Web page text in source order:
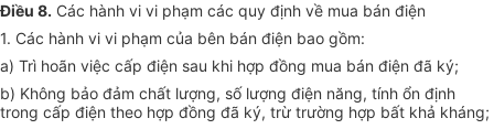
Điều 8. Các hành vi vi phạm các quy định về mua bán điện
1. Các hành vi vi phạm của bên bán điện bao gồm:
a) Trì hoãn việc cấp điện sau khi hợp đồng mua bán điện đã ký;
b) Không bảo đảm chất lượng, số lượng điện năng, tính ổn định
trong cấp điện theo hợp đồng đã ký, trừ trường hợp bất khả kháng;